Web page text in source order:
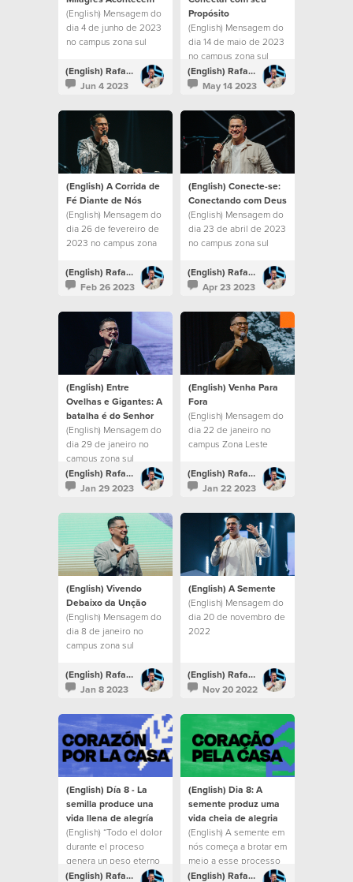
(English) Mensagem do
dia 4 de junho de 2023
no campus zona sul
(English) Rafael Bitencourt
Jun 4 2023
Propósito
(English) Mensagem do
dia 14 de maio de 2023
no campus zona sul
(English) Rafael Bitencourt
May 14 2023
(English) A Corrida de
Fé Diante de Nós
(English) Mensagem do
dia 26 de fevereiro de
2023 no campus zona
(English) Rafael Bitencourt
Feb 26 2023
(English) Conecte-se:
Conectando com Deus
(English) Mensagem do
dia 23 de abril de 2023
no campus zona sul
(English) Rafael Bitencourt
Apr 23 2023
(English) Entre
Ovelhas e Gigantes: A
batalha é do Senhor
(English) Mensagem do
dia 29 de janeiro no
campus zona sul
(English) Rafael Bitencourt
Jan 29 2023
(English) Venha Para
Fora
(English) Mensagem do
dia 22 de janeiro no
campus Zona Leste
(English) Rafael Bitencourt
Jan 22 2023
(English) Vivendo
Debaixo da Unção
(English) Mensagem do
dia 8 de janeiro no
campus zona sul
(English) Rafael Bitencourt
Jan 8 2023
(English) A Semente
(English) Mensagem do
dia 20 de novembro de
2022
(English) Rafael Bitencourt
Nov 20 2022
(English) Día 8 - La
semilla produce una
vida llena de alegría
(English) “Todo el dolor
durante el proceso
genera un peso eterno
de gloria y aunque
(English) Rafael Bitencourt
(English) Dia 8: A
semente produz uma
vida cheia de alegria
(English) A semente em
nós começa a brotar em
meio a esse processo
e deixamos um espírito
(English) Rafael Bitencourt